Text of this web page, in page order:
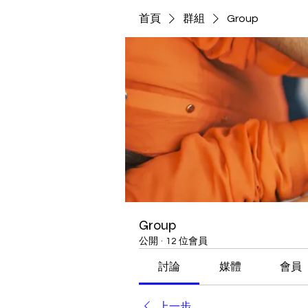
首頁 群組 Group
Group
公開 · 12 位會員
討論 媒體 會員